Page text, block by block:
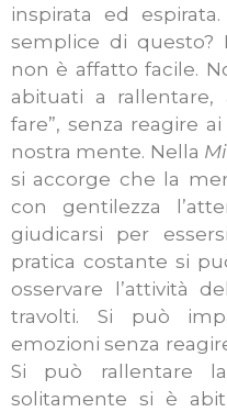
inspirata ed
semplice di questo?
non è affatto facile.
abituati a
fare”, senza reagire
nostra mente. Nella
si accorge che la
con gentilezza
giudicarsi per
pratica costante si
osservare l’attività
travolti. Si può
emozioni senza
Si può rallentare
solitamente si è